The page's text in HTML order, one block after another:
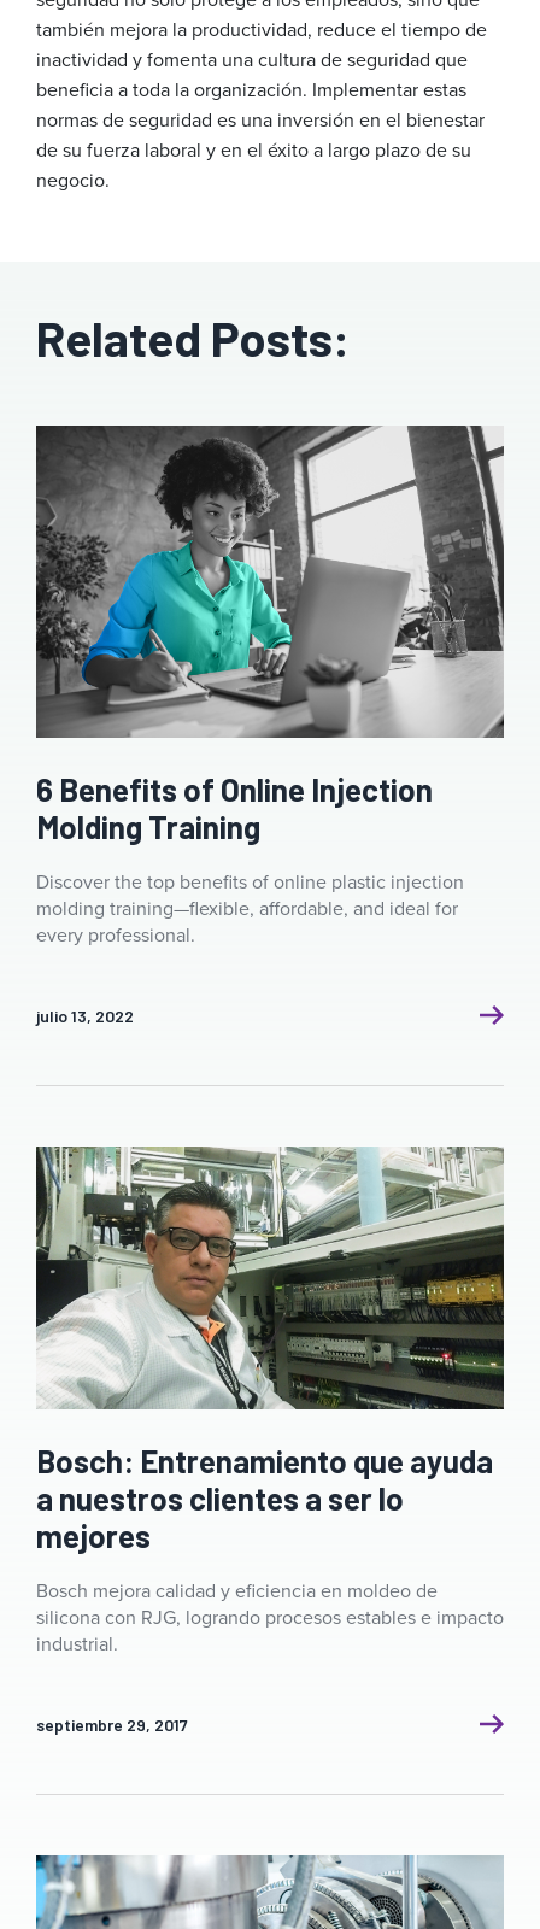
también mejora la productividad, reduce el tiempo de
inactividad y fomenta una cultura de seguridad que
beneficia a toda la organización. Implementar estas
normas de seguridad es una inversión en el bienestar
de su fuerza laboral y en el éxito a largo plazo de su
negocio.
Related Posts:
6 Benefits of Online Injection
Molding Training
Discover the top benefits of online plastic injection
molding training—flexible, affordable, and ideal for
every professional.
julio 13, 2022
Bosch: Entrenamiento que ayuda
a nuestros clientes a ser lo
mejores
Bosch mejora calidad y eficiencia en moldeo de
silicona con RJG, logrando procesos estables e impacto
industrial.
septiembre 29, 2017